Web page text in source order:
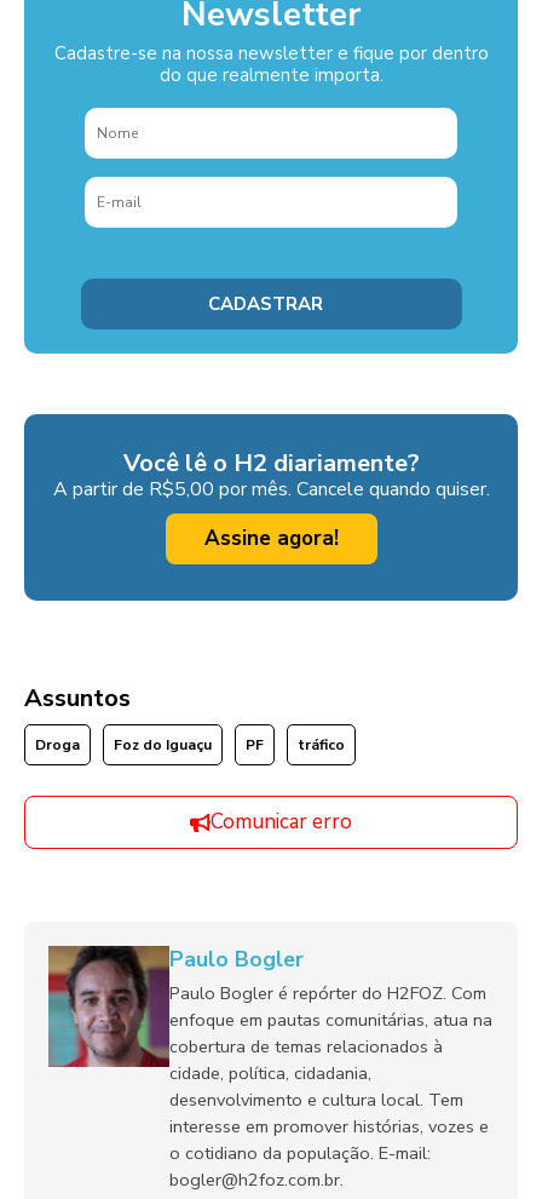
Newsletter
Cadastre-se na nossa newsletter e fique por dentro
do que realmente importa.
Você lê o H2 diariamente?
A partir de R$5,00 por mês. Cancele quando quiser.
Assine agora!
Assuntos
Droga Foz do Iguaçu PF tráfico
Comunicar erro
Paulo Bogler
Paulo Bogler é repórter do H2FOZ. Com
enfoque em pautas comunitárias, atua na
cobertura de temas relacionados à
cidade, política, cidadania,
desenvolvimento e cultura local. Tem
interesse em promover histórias, vozes e
o cotidiano da população. E-mail:
bogler@h2foz.com.br.